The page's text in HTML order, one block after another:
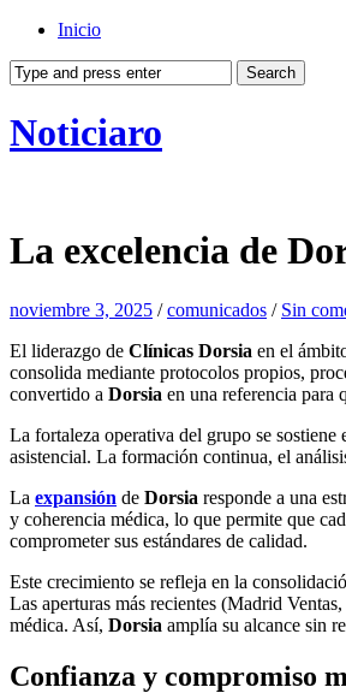
Inicio
Noticiaro
La excelencia de
noviembre 3, 2025 /comunicados / Sin
El liderazgo de Clínicas Dorsia en el
consolida mediante protocolos propios,
convertido a Dorsia en una referencia para
La fortaleza operativa del grupo se sostiene
asistencial. La formación continua, el
La expansión de Dorsia responde a una
y coherencia médica, lo que permite que
comprometer sus estándares de calidad.
Este crecimiento se refleja en la
Las aperturas más recientes (Madrid
médica. Así, Dorsia amplía su alcance sin
Confianza y compromiso